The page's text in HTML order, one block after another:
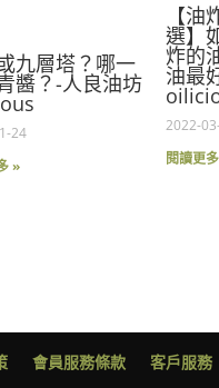
九層塔？哪一
醬？-人良油坊
24
»
【
選】
炸的
油最
2022-
閱讀更
會員服務條款 客戶服務